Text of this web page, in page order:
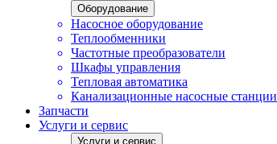
Оборудование
Насосное оборудование
Теплообменники
Частотные преобразователи
Шкафы управления
Тепловая автоматика
Канализационные насосные станции
Запчасти
Услуги и сервис
Услуги и сервис